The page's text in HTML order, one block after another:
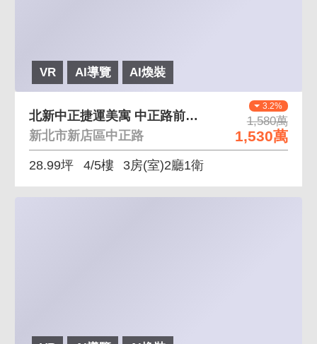
VR AI導覽 AI煥裝
3.2%
1,580萬
1,530萬
北新中正捷運美寓 中正路前段進重劃區及公所捷運站
新北市新店區中正路
28.99坪 4/5樓 3房(室)2廳1衛